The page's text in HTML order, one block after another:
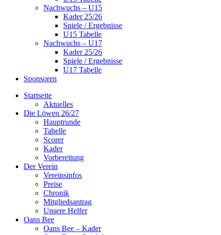
Nachwuchs – U15
Kader 25/26
Spiele / Ergebnisse
U15 Tabelle
Nachwuchs – U17
Kader 25/26
Spiele / Ergebnisse
U17 Tabelle
Sponsoren
Startseite
Aktuelles
Die Löwen 26/27
Hauptrunde
Tabelle
Scorer
Kader
Vorbereitung
Der Verein
Vereinsinfos
Preise
Chronik
Mitgliedsantrag
Unsere Helfer
Oans Bee
Oans Bee – Kader